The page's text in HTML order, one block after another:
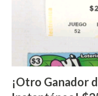
aquellos con jugadas
Loto, Revancha, Pega 2,
Mientras, que l...
¡Otro Ganador